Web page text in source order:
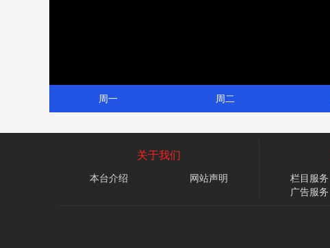
周一 周二
关于我们
本台介绍 网站声明 栏目服务
广告服务